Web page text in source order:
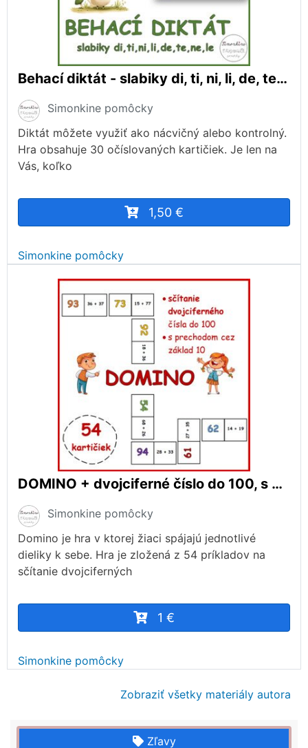
Behací diktát - slabiky di, ti, ni, li, de, te, ne, le
Simonkine pomôcky
Diktát môžete využiť ako nácvičný alebo kontrolný.
Hra obsahuje 30 očíslovaných kartičiek. Je len na
Vás, koľko
1,50 €
Simonkine pomôcky
DOMINO + dvojciferné číslo do 100, s prechodom
Simonkine pomôcky
Domino je hra v ktorej žiaci spájajú jednotlivé
dieliky k sebe. Hra je zložená z 54 príkladov na
sčítanie dvojciferných
1 €
Simonkine pomôcky
Zobraziť všetky materiály autora
Zľavy